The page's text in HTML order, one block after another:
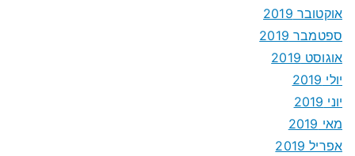
אוקטובר 2019
ספטמבר 2019
אוגוסט 2019
יולי 2019
יוני 2019
מאי 2019
אפריל 2019